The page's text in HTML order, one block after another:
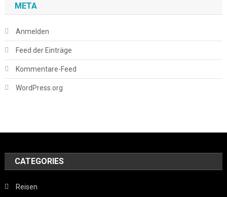
META
Anmelden
Feed der Einträge
Kommentare-Feed
WordPress.org
CATEGORIES
Reisen